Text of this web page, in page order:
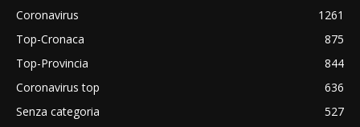
Coronavirus
1261
Top-Cronaca
875
Top-Provincia
844
Coronavirus top
636
Senza categoria
527